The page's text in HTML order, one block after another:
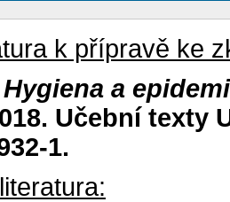
k přípravě ke
Hygiena a
Učební texty
1.
: